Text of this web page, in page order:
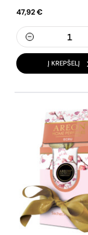
47,92 €
Į KREPŠELĮ